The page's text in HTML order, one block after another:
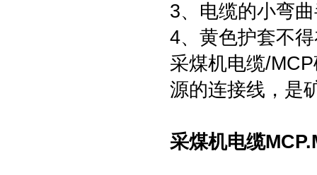
3、电缆的小弯
4、黄色护套不
采煤机电缆/
源的连接线，是
采煤机电缆